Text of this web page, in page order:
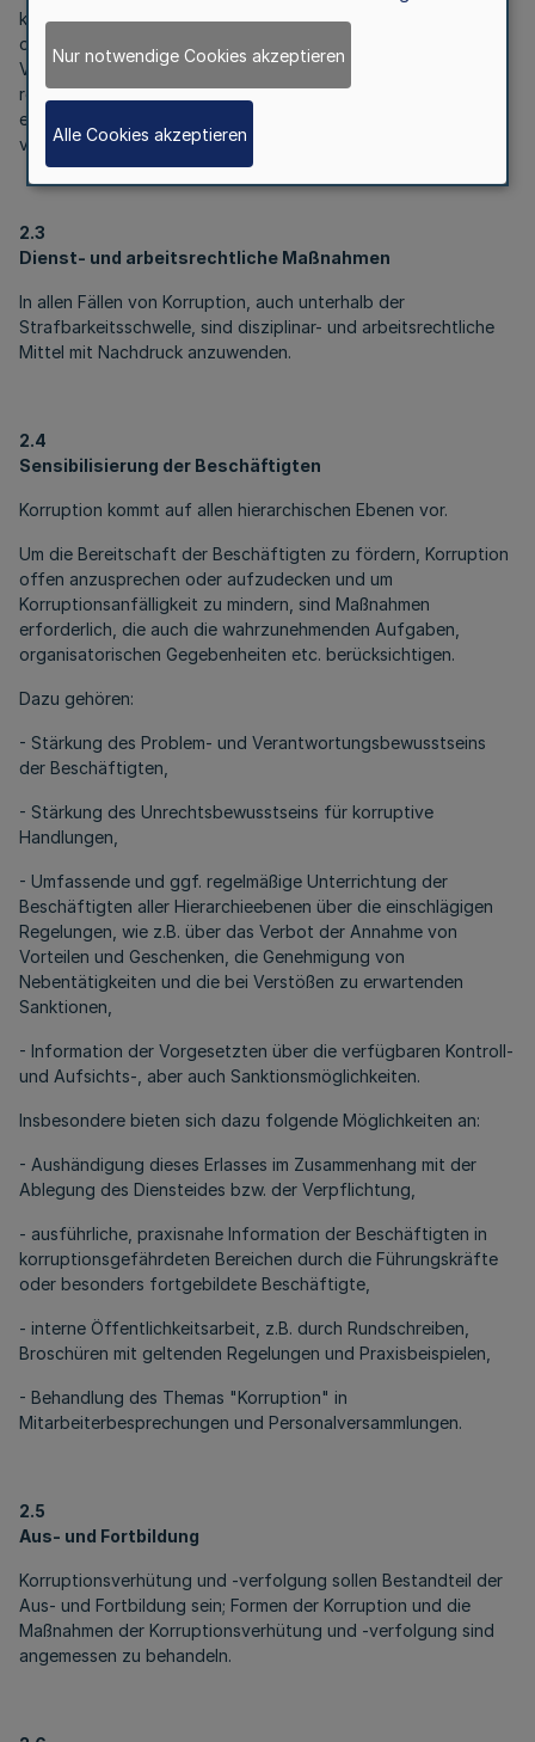
korruptionsgefährdeten Arbeitsbereichen durch
organisatorische Maßnahmen (z.B. Trennung der
Verfahrensabläufe - Planung, Vergabe, Abrechnung -,
rechnergestützte Vorgangskontrolle, Berichtswesen,
eindeutige Zuständigkeitsregelungen, genaue und
vollständige Dokumentation).
2.3
Dienst- und arbeitsrechtliche Maßnahmen
In allen Fällen von Korruption, auch unterhalb der
Strafbarkeitsschwelle, sind disziplinar- und arbeitsrechtliche
Mittel mit Nachdruck anzuwenden.
2.4
Sensibilisierung der Beschäftigten
Korruption kommt auf allen hierarchischen Ebenen vor.
Um die Bereitschaft der Beschäftigten zu fördern, Korruption
offen anzusprechen oder aufzudecken und um
Korruptionsanfälligkeit zu mindern, sind Maßnahmen
erforderlich, die auch die wahrzunehmenden Aufgaben,
organisatorischen Gegebenheiten etc. berücksichtigen.
Dazu gehören:
- Stärkung des Problem- und Verantwortungsbewusstseins
der Beschäftigten,
- Stärkung des Unrechtsbewusstseins für korruptive
Handlungen,
- Umfassende und ggf. regelmäßige Unterrichtung der
Beschäftigten aller Hierarchieebenen über die einschlägigen
Regelungen, wie z.B. über das Verbot der Annahme von
Vorteilen und Geschenken, die Genehmigung von
Nebentätigkeiten und die bei Verstößen zu erwartenden
Sanktionen,
- Information der Vorgesetzten über die verfügbaren Kontroll-
und Aufsichts-, aber auch Sanktionsmöglichkeiten.
Insbesondere bieten sich dazu folgende Möglichkeiten an:
- Aushändigung dieses Erlasses im Zusammenhang mit der
Ablegung des Diensteides bzw. der Verpflichtung,
- ausführliche, praxisnahe Information der Beschäftigten in
korruptionsgefährdeten Bereichen durch die Führungskräfte
oder besonders fortgebildete Beschäftigte,
- interne Öffentlichkeitsarbeit, z.B. durch Rundschreiben,
Broschüren mit geltenden Regelungen und Praxisbeispielen,
- Behandlung des Themas "Korruption" in
Mitarbeiterbesprechungen und Personalversammlungen.
2.5
Aus- und Fortbildung
Korruptionsverhütung und -verfolgung sollen Bestandteil der
Aus- und Fortbildung sein; Formen der Korruption und die
Maßnahmen der Korruptionsverhütung und -verfolgung sind
angemessen zu behandeln.
Nur notwendige Cookies akzeptieren
Alle Cookies akzeptieren